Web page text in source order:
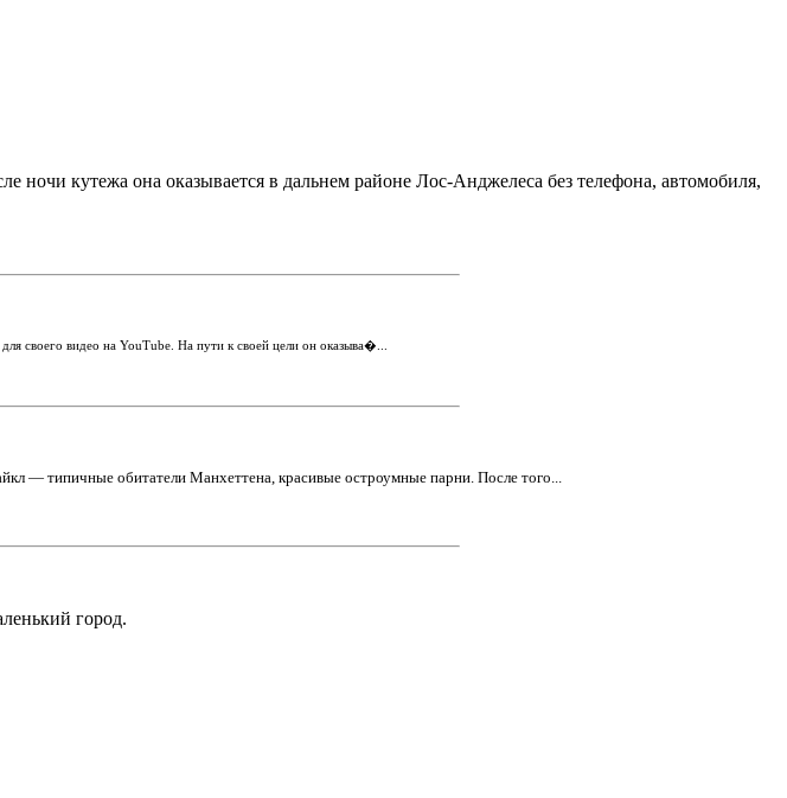
кутежа она оказывается в дальнем районе Лос-Анджелеса без телефона, автомобиля,
своего видео на YouTube. На пути к своей цели он оказыва�...
— типичные обитатели Манхеттена, красивые остроумные парни. После того...
город.